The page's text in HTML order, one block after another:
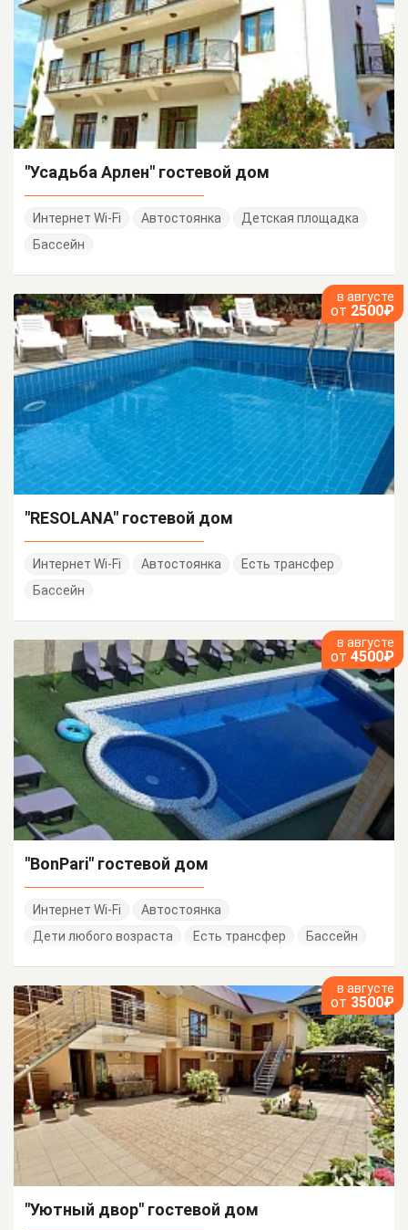
"Усадьба Арлен" гостевой дом
Интернет Wi-Fi Автостоянка
Детская площадка
Бассейн
в августе
от 2500₽
"RESOLANA" гостевой дом
Интернет Wi-Fi Автостоянка
Есть трансфер
Бассейн
в августе
от 4500₽
"BonPari" гостевой дом
Интернет Wi-Fi
Автостоянка
Дети любого возраста
Есть трансфер Бассейн
в августе
от 3500₽
"Уютный двор" гостевой дом